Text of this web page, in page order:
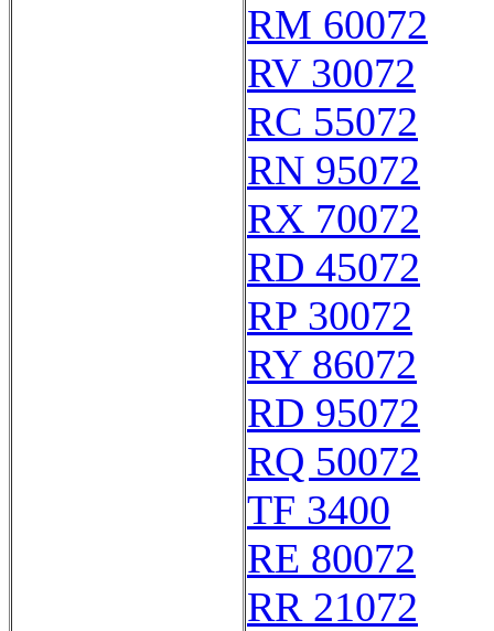
RM 60072
RV 30072
RC 55072
RN 95072
RX 70072
RD 45072
RP 30072
RY 86072
RD 95072
RQ 50072
TF 3400
RE 80072
RR 21072